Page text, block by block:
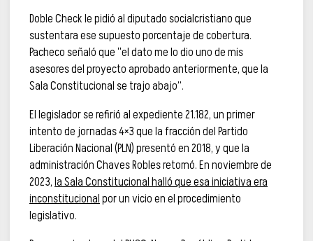
Doble Check le pidió al diputado socialcristiano que
sustentara ese supuesto porcentaje de cobertura.
Pacheco señaló que “el dato me lo dio uno de mis
asesores del proyecto aprobado anteriormente, que la
Sala Constitucional se trajo abajo”.
El legislador se refirió al expediente 21.182, un primer
intento de jornadas 4×3 que la fracción del Partido
Liberación Nacional (PLN) presentó en 2018, y que la
administración Chaves Robles retomó. En noviembre de
2023,la Sala Constitucional halló que esa iniciativa era
inconstitucionalpor un vicio en el procedimiento
legislativo.